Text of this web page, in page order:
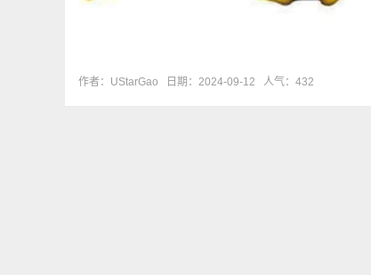
作者：UStarGao 日期：2024-09-12 人气：432